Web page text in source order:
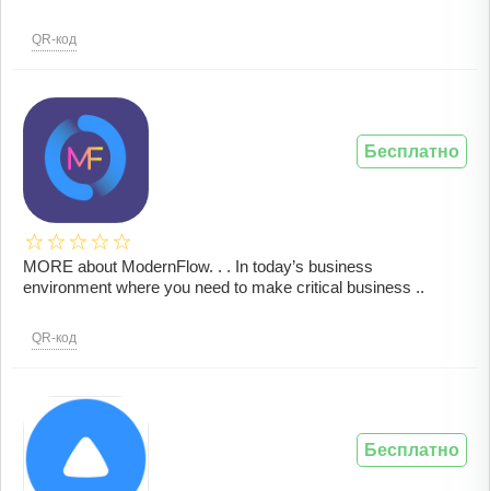
QR-код
MORE about ModernFlow. . . In today’s business
environment where you need to make critical business ..
QR-код
Бесплатно
Бесплатно